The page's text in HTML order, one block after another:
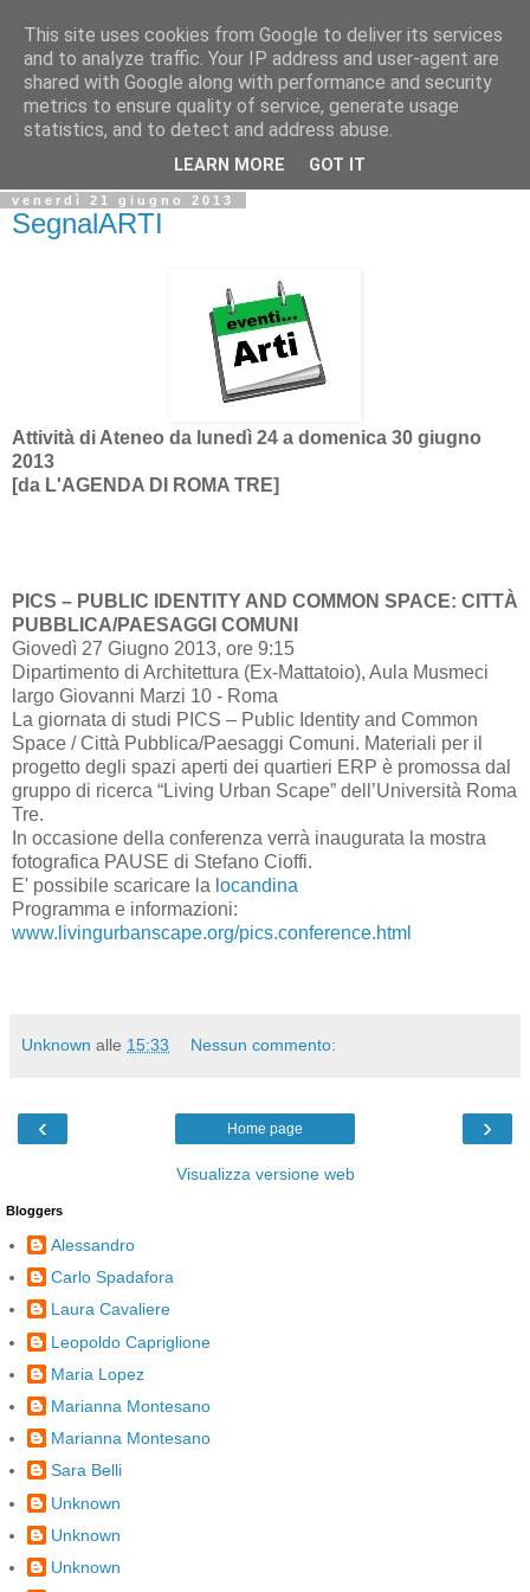
Biblio@rti in
Il Blog della Biblioteca di Area delle arti per condividere
informazioni iniziative incontri
venerdì 21 giugno 2013
SegnalARTI
Attività di Ateneo da lunedì 24 a domenica 30 giugno
2013
[da L'AGENDA DI ROMA TRE]
PICS – PUBLIC IDENTITY AND COMMON SPACE: CITTÀ
PUBBLICA/PAESAGGI COMUNI
Giovedì 27 Giugno 2013, ore 9:15
Dipartimento di Architettura (Ex-Mattatoio), Aula Musmeci
largo Giovanni Marzi 10 - Roma
La giornata di studi PICS – Public Identity and Common
Space / Città Pubblica/Paesaggi Comuni. Materiali per il
progetto degli spazi aperti dei quartieri ERP è promossa dal
gruppo di ricerca “Living Urban Scape” dell’Università Roma
Tre.
In occasione della conferenza verrà inaugurata la mostra
fotografica PAUSE di Stefano Cioffi.
E' possibile scaricare la l ocandina
Programma e informazioni:
www.livingurbanscape.org/pics.conference.html
Unknown alle 15:33 Nessun commento:
‹ ›
Home page
Visualizza versione web
Bloggers
Alessandro
Carlo Spadafora
Laura Cavaliere
Leopoldo Capriglione
Maria Lopez
Marianna Montesano
Marianna Montesano
Sara Belli
Unknown
Unknown
Unknown
This site uses cookies from Google to deliver its services
and to analyze traffic. Your IP address and user-agent are
shared with Google along with performance and security
metrics to ensure quality of service, generate usage
statistics, and to detect and address abuse.
LEARN MORE GOT IT